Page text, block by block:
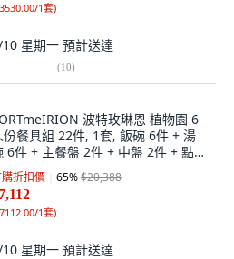
1套)
星期一 預計送達
(10)
波特玫琳恩 植物園 6
份餐具組 22件, 1套, 飯碗 6件 + 湯
6件 + 主餐盤 2件 + 中盤 2件 + 點心
4件 + 麥片碗 2件, 混色
折扣價 65%$20,388
1套)
星期一 預計送達